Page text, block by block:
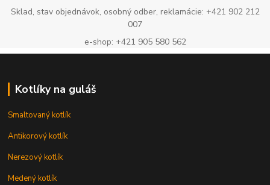
Sklad, stav objednávok, osobný odber, reklamácie: +421 902 212
007
e-shop: +421 905 580 562
Kotlíky na guláš
Smaltovaný kotlík
Antikorový kotlík
Nerezový kotlík
Medený kotlík